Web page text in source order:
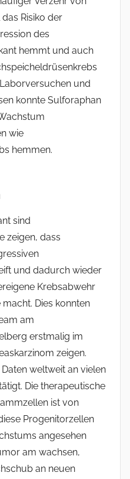
Risiko der
des
hemmt und auch
und
konnte Sulforaphan
wie
hemmen.
sind
zeigen, dass
und dadurch wieder
Krebsabwehr
Dies konnten
am
erstmalig im
zeigen.
weltweit an vielen
Die therapeutische
ist von
Progenitorzellen
angesehen
am wachsen,
an neuen